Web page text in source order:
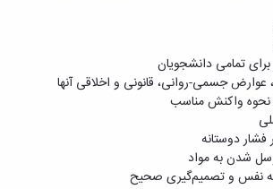
برای تمامی دانشجویان
عوارض جسمی-روانی، قانونی و اخلاقی آنها
نحوه واکنش مناسب
فشار دوستانه
شدن به مواد
نفس و تصمیم‌گیری صحیح